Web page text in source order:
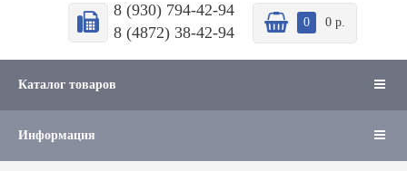
8 (930) 794-42-94
8 (4872) 38-42-94
0 0 р.
Каталог товаров
Информация